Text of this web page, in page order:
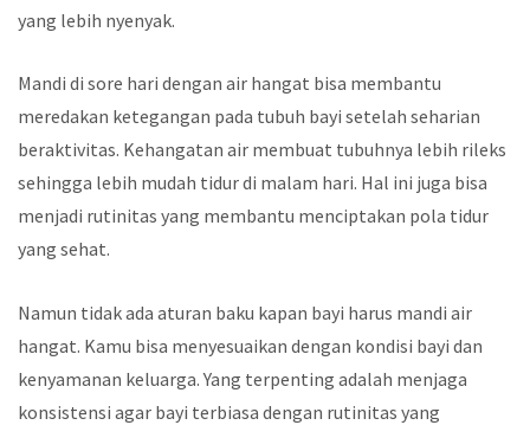
yang lebih nyenyak.
Mandi di sore hari dengan air hangat bisa membantu
meredakan ketegangan pada tubuh bayi setelah seharian
beraktivitas. Kehangatan air membuat tubuhnya lebih rileks
sehingga lebih mudah tidur di malam hari. Hal ini juga bisa
menjadi rutinitas yang membantu menciptakan pola tidur
yang sehat.
Namun tidak ada aturan baku kapan bayi harus mandi air
hangat. Kamu bisa menyesuaikan dengan kondisi bayi dan
kenyamanan keluarga. Yang terpenting adalah menjaga
konsistensi agar bayi terbiasa dengan rutinitas yang